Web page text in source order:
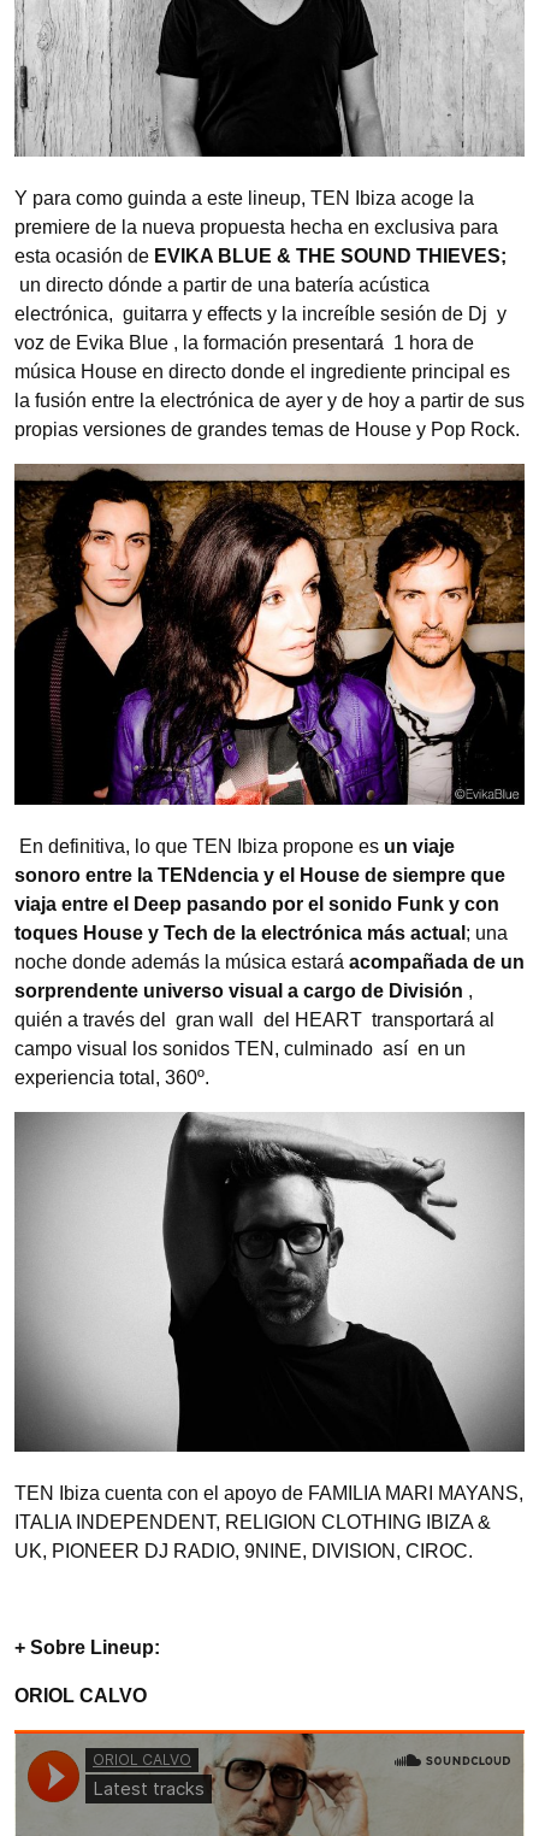
Y para como guinda a este lineup, TEN Ibiza acoge la
premiere de la nueva propuesta hecha en exclusiva para
esta ocasión de EVIKA BLUE & THE SOUND THIEVES;
un directo dónde a partir de una batería acústica
electrónica, guitarra y effects y la increíble sesión de Dj y
voz de Evika Blue , la formación presentará 1 hora de
música House en directo donde el ingrediente principal es
la fusión entre la electrónica de ayer y de hoy a partir de sus
propias versiones de grandes temas de House y Pop Rock.
En definitiva, lo que TEN Ibiza propone es un viaje
sonoro entre la TENdencia y el House de siempre que
viaja entre el Deep pasando por el sonido Funk y con
toques House y Tech de la electrónica más actual ; una
noche donde además la música estará acompañada de un
sorprendente universo visual a cargo de División ,
quién a través del gran wall del HEART transportará al
campo visual los sonidos TEN, culminado así en un
experiencia total, 360º.
TEN Ibiza cuenta con el apoyo de FAMILIA MARI MAYANS,
ITALIA INDEPENDENT, RELIGION CLOTHING IBIZA &
UK, PIONEER DJ RADIO, 9NINE, DIVISION, CIROC.
+ Sobre Lineup:
ORIOL CALVO